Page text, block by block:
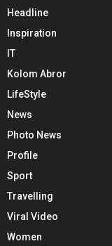
Headline
Inspiration
IT
Kolom Abror
LifeStyle
News
Photo News
Profile
Sport
Travelling
Viral Video
Women